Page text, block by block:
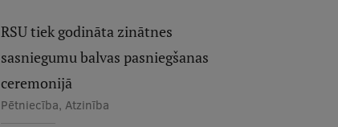
RSU tiek godināta zinātnes
sasniegumu balvas pasniegšanas
ceremonijā
Pētniecība, Atzinība